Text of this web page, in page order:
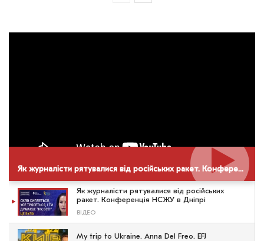
Як журналісти рятувалися від російських ракет. Конференція НСЖУ в Дніпрі
Як журналісти рятувалися від російських
ракет. Конференція НСЖУ в Дніпрі
ВІДЕО
My trip to Ukraine. Anna Del Freo. EFJ